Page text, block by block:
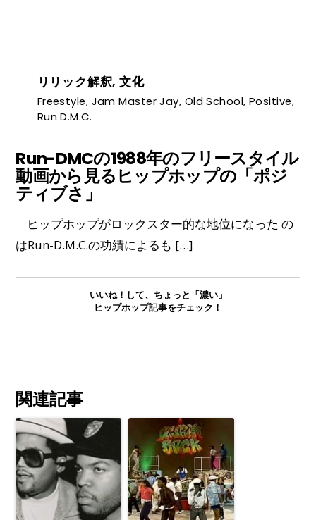
リリック解釈, 文化
Freestyle, Jam Master Jay, Old School, Positive,
Run D.M.C.
Run-DMCの1988年のフリースタイル
動画から見るヒップホップの「ポジ
ティブさ」
ヒップホップがロックスター的な地位になった の
はRun-D.M.C.の功績によるも […]
いいね！して、ちょっと「濃い」
ヒップホップ記事をチェック！
関連記事